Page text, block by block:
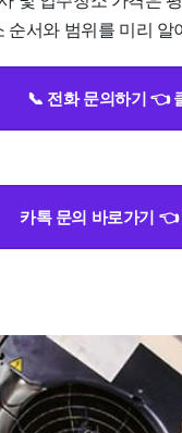
서와 범위를 미리
📞 전화 문의하기 👈
카톡 문의 바로가기 👈